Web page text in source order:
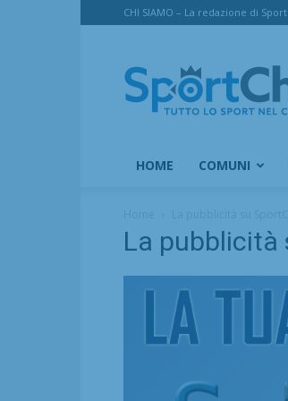
CHI SIAMO – La redazione di
HOME COMUNI
La pubblicità